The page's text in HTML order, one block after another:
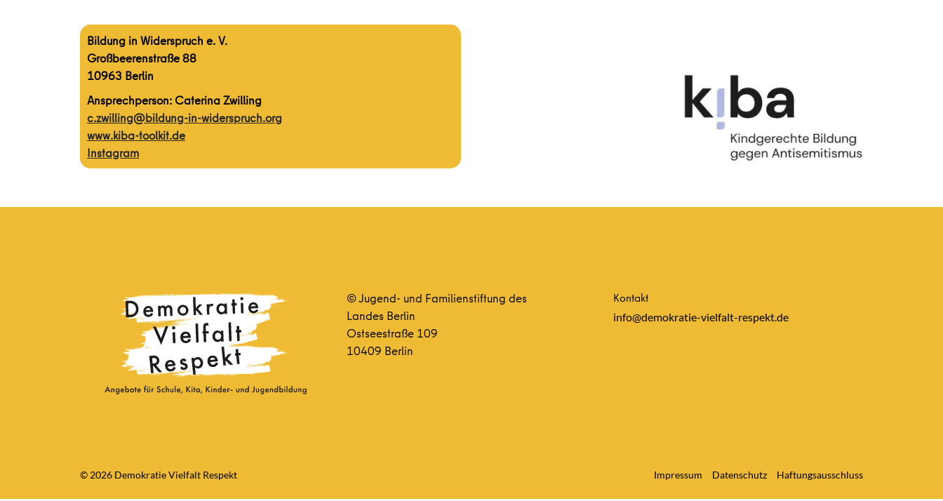
Bildung in Widerspruch e. V.
Großbeerenstraße 88
10963 Berlin
Ansprechperson: Caterina Zwilling
c.zwilling@bildung-in-widerspruch.org
www.kiba-toolkit.de
Instagram
© Jugend- und Familienstiftung des
Landes Berlin
Ostseestraße 109
10409 Berlin
Kontakt
info@demokratie-vielfalt-respekt.de
© 2026 Demokratie Vielfalt Respekt Impressum Datenschutz Haftungsausschluss